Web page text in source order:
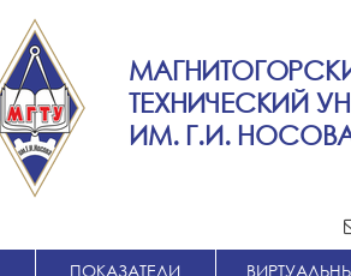
ТЕХНИЧЕСКИЙ
ИМ. Г.И.
ПОКАЗАТЕЛИ